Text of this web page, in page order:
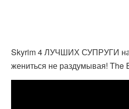
Skyrim 4 ЛУЧШИХ СУПРУГИ
жениться не раздумывая! The